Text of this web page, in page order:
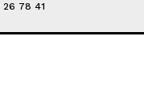
26 78 41